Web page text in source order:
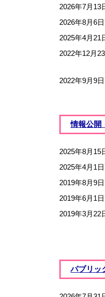
2026年7月13
2026年8月6
2025年4月21
2022年12月
2022年9月9
情報公開
2025年8月15
2025年4月1
2019年8月9
2019年6月1
2019年3月22
パブリッ